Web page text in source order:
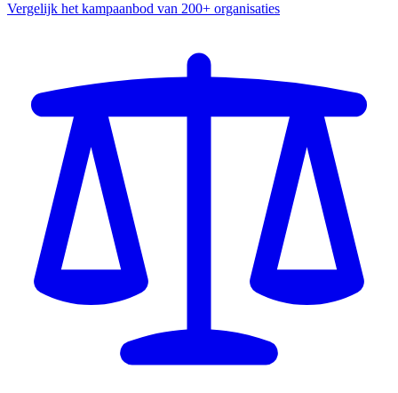
Vergelijk het kampaanbod van 200+ organisaties